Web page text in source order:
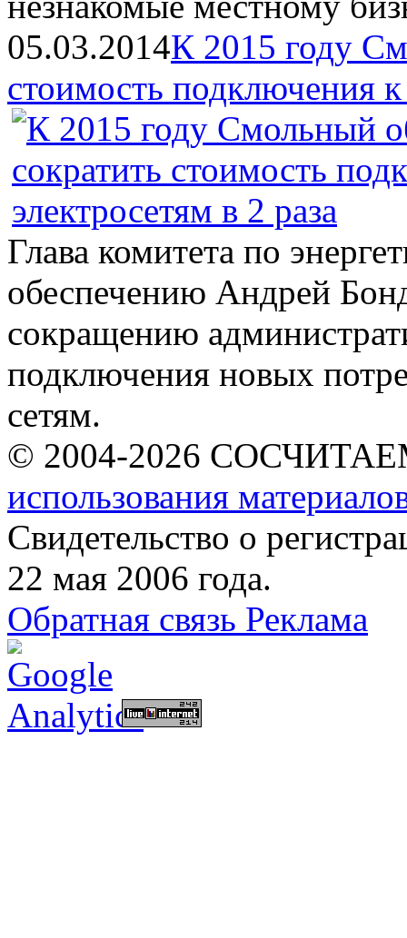
05.03.2014К 2015 году
стоимость подключения к
Глава комитета по
обеспечению Андрей
сокращению
подключения новых
сетям.
© 2004-2026
использования
Свидетельство о
22 мая 2006 года.
Обратная связь Реклама